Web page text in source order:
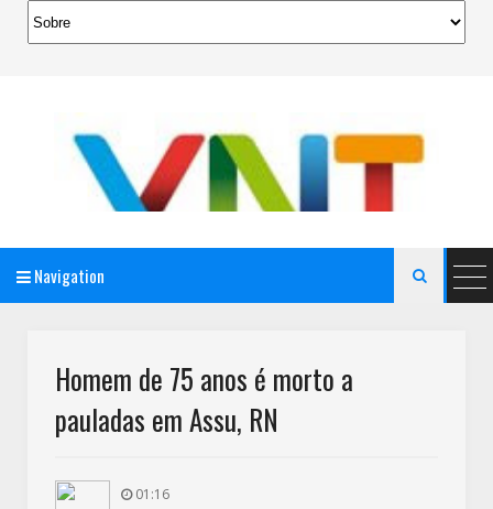
Navigation 
Homem de 75 anos é morto a
pauladas em Assu, RN
01:16